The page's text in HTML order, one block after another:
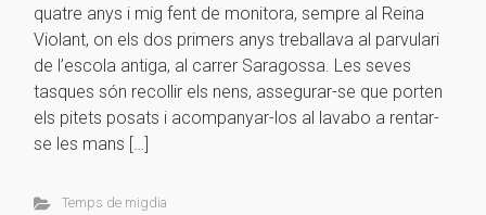
quatre anys i mig fent de monitora, sempre al Reina
Violant, on els dos primers anys treballava al parvulari
de l’escola antiga, al carrer Saragossa. Les seves
tasques són recollir els nens, assegurar-se que porten
els pitets posats i acompanyar-los al lavabo a rentar-
se les mans […]
Temps de migdia